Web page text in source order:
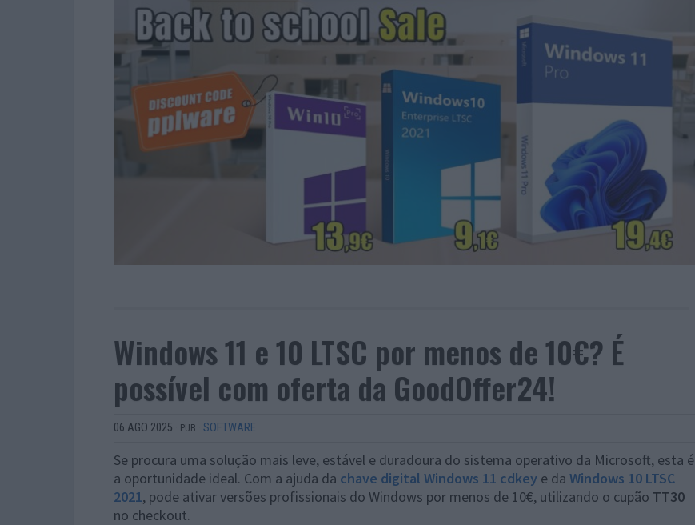
Windows 11 e 10 LTSC por menos de 10€? É
possível com oferta da GoodOffer24!
06 AGO 2025 · PUB · SOFTWARE
Se procura uma solução mais leve, estável e duradoura do sistema operativo da Microsoft, esta é
a oportunidade ideal. Com a ajuda da chave digital Windows 11 cdkey e da Windows 10 LTSC
2021, pode ativar versões profissionais do Windows por menos de 10€, utilizando o cupão TT30
no checkout.